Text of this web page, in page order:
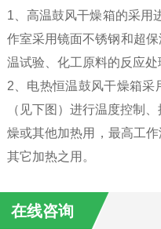
1、高温鼓风干燥箱的采用
作室采用镜面不锈钢和超
温试验、化工原料的反应
2、电热恒温鼓风干燥箱
（见下图）进行温度控制
燥或其他加热用，最高工
其它加热之用。
在线咨询